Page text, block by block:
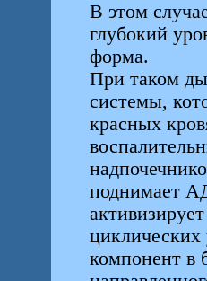
В этом
глубокий
форма.
При таком
системы,
красных
поднимает
компонент в